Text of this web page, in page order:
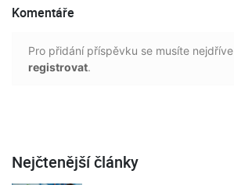
Komentáře
Pro přidání příspěvku se musíte nejdříve
registrovat.
Nejčtenější články